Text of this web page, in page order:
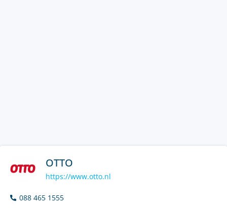
OTTO
https://www.otto.nl
088 465 1555